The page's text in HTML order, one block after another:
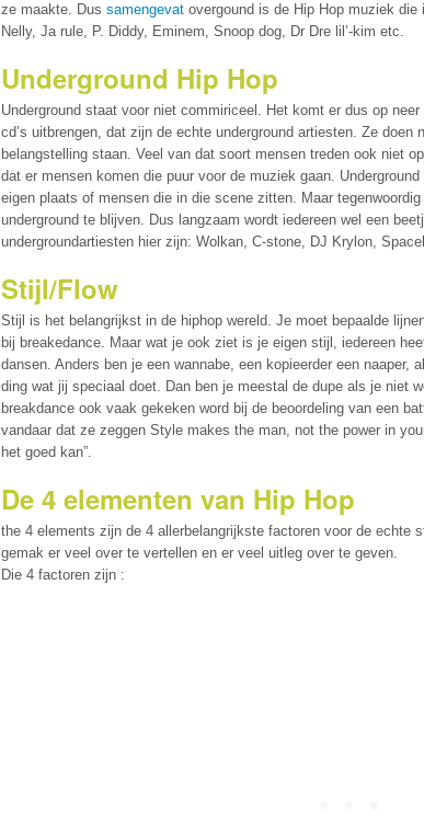
ze maakte. Dus samengevat overgound is de Hip Hop muziek
Nelly, Ja rule, P. Diddy, Eminem, Snoop dog, Dr Dre lil’-kim etc.
Underground Hip Hop
Underground staat voor niet commiriceel. Het komt er dus op
cd’s uitbrengen, dat zijn de echte underground artiesten. Ze doen
belangstelling staan. Veel van dat soort mensen treden ook niet
dat er mensen komen die puur voor de muziek gaan.
eigen plaats of mensen die in die scene zitten. Maar
underground te blijven. Dus langzaam wordt iedereen wel een
undergroundartiesten hier zijn: Wolkan, C-stone, DJ Krylon,
Stijl/Flow
Stijl is het belangrijkst in de hiphop wereld. Je moet bepaalde
bij breakedance. Maar wat je ook ziet is je eigen stijl, iedereen
dansen. Anders ben je een wannabe, een kopieerder een naaper,
ding wat jij speciaal doet. Dan ben je meestal de dupe als je niet
breakdance ook vaak gekeken word bij de beoordeling van een
vandaar dat ze zeggen Style makes the man, not the power in
het goed kan”.
De 4 elementen van Hip Hop
the 4 elements zijn de 4 allerbelangrijkste factoren voor de echte
gemak er veel over te vertellen en er veel uitleg over te geven.
Die 4 factoren zijn :